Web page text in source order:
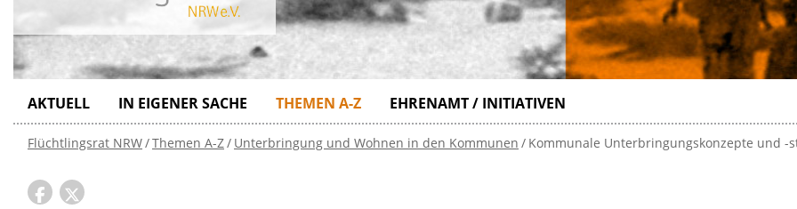
AKTUELL IN EIGENER SACHE THEMEN A-Z EHRENAMT / INITIATIVEN
Flüchtlingsrat NRW Themen A-Z Unterbringung und Wohnen in den Kommunen Kommunale Unterbringungskonzepte und -